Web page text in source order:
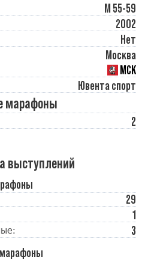
М 55-59
2002
Нет
Москва
МСК
Ювента спорт
марафоны
2
выступлений
29
1
3